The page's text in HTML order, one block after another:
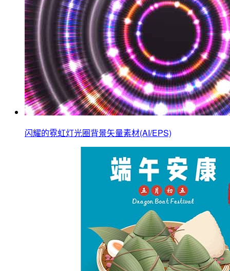
闪耀的霓虹灯光圈背景矢量素材(AI/EPS)